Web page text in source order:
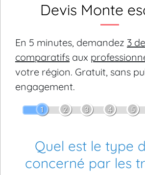
Devis Monte
En 5 minutes, demandez 3
comparatifs aux
votre région. Gratuit, sans
engagement.
1 2 3 4 5
Quel est le type
concerné par les